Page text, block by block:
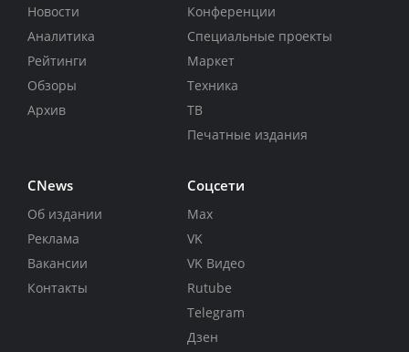
Новости
Аналитика
Рейтинги
Обзоры
Архив
Конференции
Специальные проекты
Маркет
Техника
ТВ
Печатные издания
CNews
Об издании
Реклама
Вакансии
Контакты
Соцсети
Max
VK
VK Видео
Rutube
Telegram
Дзен